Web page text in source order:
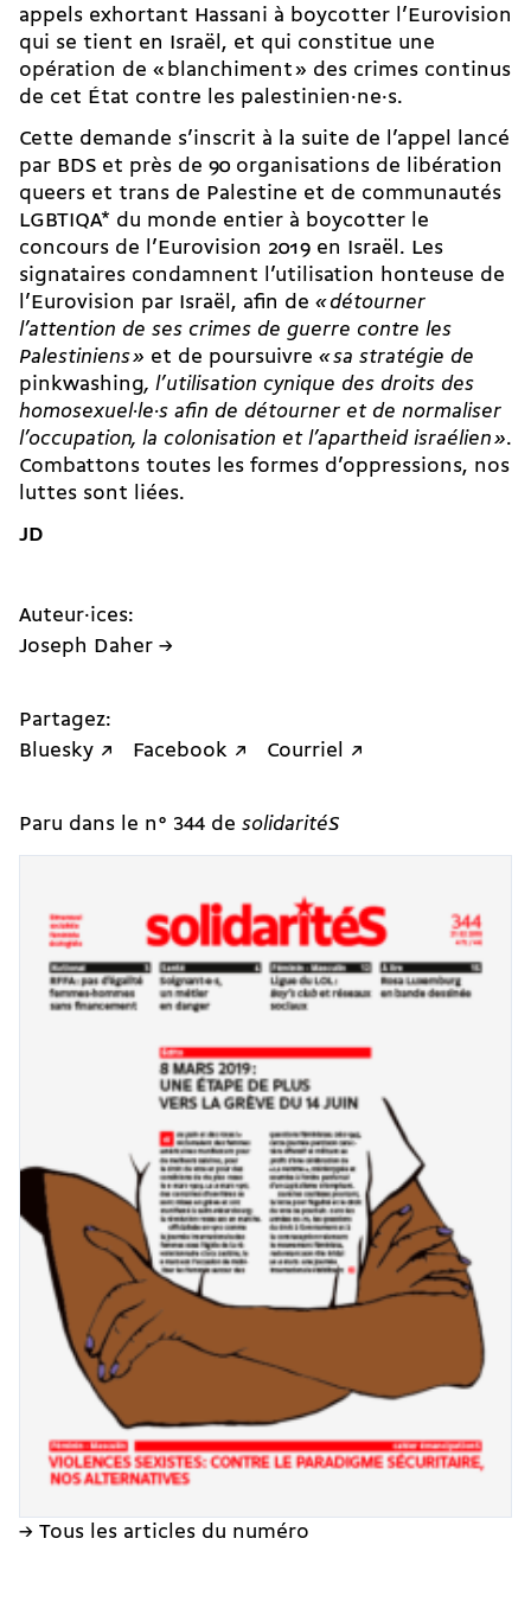
appels exhortant Hassani à boycotter l’Eurovision
qui se tient en Israël, et qui constitue une
opération de « blanchiment » des crimes continus
de cet État contre les palestinien·ne·s.
Cette demande s’inscrit à la suite de l’appel lancé
par BDS et près de 90 organisations de libération
queers et trans de Palestine et de communautés
LGBTIQA* du monde entier à boycotter le
concours de l’Eurovision 2019 en Israël. Les
signataires condamnent l’utilisation honteuse de
l’Eurovision par Israël, afin de « détourner
l’attention de ses crimes de guerre contre les
Palestiniens » et de poursuivre « sa stratégie de
pinkwashing, l’utilisation cynique des droits des
homosexuel·le·s afin de détourner et de normaliser
l’occupation, la colonisation et l’apartheid israélien ».
Combattons toutes les formes d’oppressions, nos
luttes sont liées.
JD
Auteur·ices:
Joseph Daher →
Partagez:
Bluesky ↗
Facebook ↗ Courriel ↗
Paru dans le n° 344 de solidaritéS
→ Tous les articles du numéro